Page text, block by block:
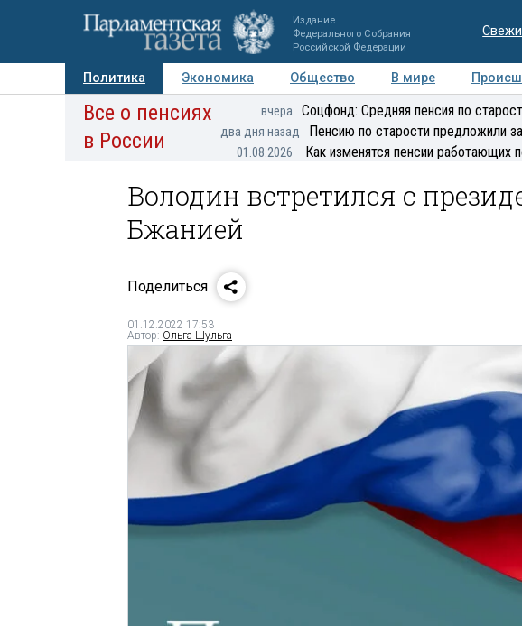
Издание
Федерального Собрания
Российской Федерации
Политика Экономика Общество В мире
Авторы Персоны Мнения Регионы Медиацентр
Все о пенсиях
в России
вчера Соцфонд: Средняя пенсия по
два дня назад Пенсию по старости предложили
01.08.2026 Как изменятся пенсии работающих
Володин встретился с
Бжанией
Поделиться
01.12.2022 17:53
Автор: Ольга Шульга